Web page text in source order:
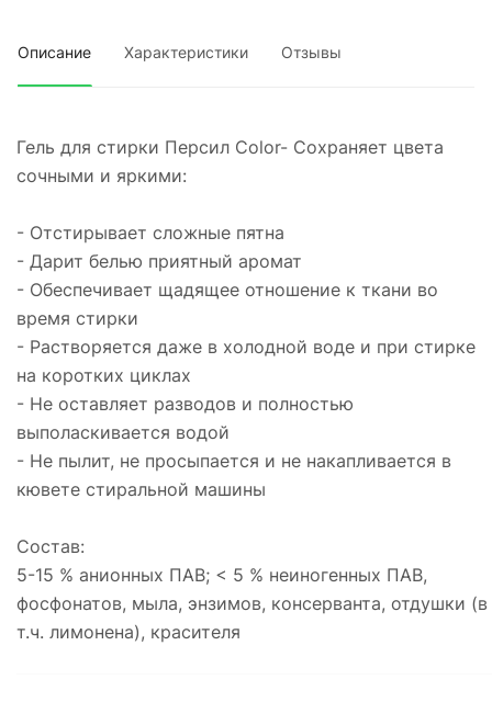
Описание Характеристики Отзывы
Гель для стирки Персил Color- Сохраняет цвета
сочными и яркими:
- Отстирывает сложные пятна
- Дарит белью приятный аромат
- Обеспечивает щадящее отношение к ткани во
время стирки
- Растворяется даже в холодной воде и при стирке
на коротких циклах
- Не оставляет разводов и полностью
выполаскивается водой
- Не пылит, не просыпается и не накапливается в
кювете стиральной машины
Состав:
5-15 % анионных ПАВ; < 5 % неиногенных ПАВ,
фосфонатов, мыла, энзимов, консерванта, отдушки (в
т.ч. лимонена), красителя